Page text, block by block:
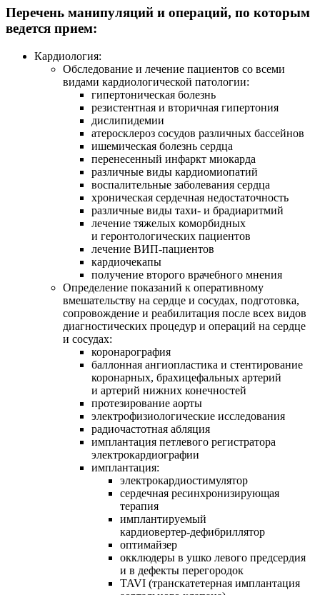
Перечень манипуляций и операций, по которым
ведется прием:
Кардиология:
Обследование и лечение пациентов со всеми
видами кардиологической патологии:
гипертоническая болезнь
резистентная и вторичная гипертония
дислипидемии
атеросклероз сосудов различных бассейнов
ишемическая болезнь сердца
перенесенный инфаркт миокарда
различные виды кардиомиопатий
воспалительные заболевания сердца
хроническая сердечная недостаточность
различные виды тахи- и брадиаритмий
лечение тяжелых коморбидных
и геронтологических пациентов
лечение ВИП-пациентов
кардиочекапы
получение второго врачебного мнения
Определение показаний к оперативному
вмешательству на сердце и сосудах, подготовка,
сопровождение и реабилитация после всех видов
диагностических процедур и операций на сердце
и сосудах:
коронарография
баллонная ангиопластика и стентирование
коронарных, брахицефальных артерий
и артерий нижних конечностей
протезирование аорты
электрофизиологические исследования
радиочастотная абляция
имплантация петлевого регистратора
электрокардиографии
имплантация:
электрокардиостимулятор
сердечная ресинхронизирующая
терапия
имплантируемый
кардиовертер-дефибриллятор
оптимайзер
окклюдеры в ушко левого предсердия
и в дефекты перегородок
TAVI (транскатетерная имплантация